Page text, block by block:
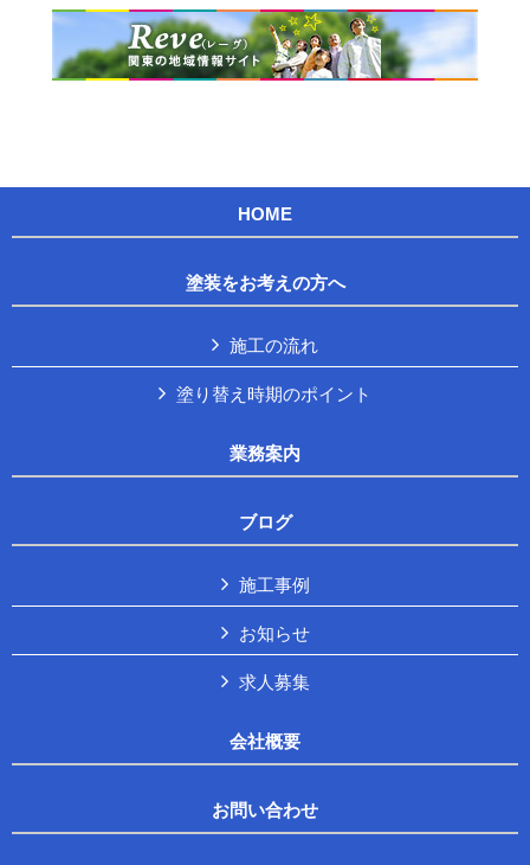
HOME
塗装をお考えの方へ
施工の流れ
塗り替え時期のポイント
業務案内
ブログ
施工事例
お知らせ
求人募集
会社概要
お問い合わせ